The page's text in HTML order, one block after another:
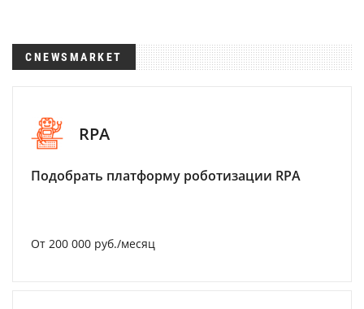
CNEWSMARKET
RPA
Подобрать платформу роботизации RPA
От 200 000 руб./месяц